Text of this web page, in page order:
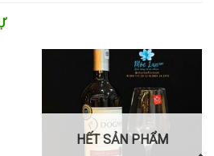
HẾT SẢN PHẨM